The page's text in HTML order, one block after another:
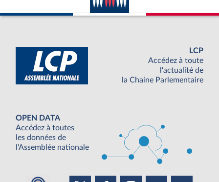
LCP
Accédez à toute
l'actualité de
la Chaine Parlementaire
OPEN DATA
Accédez à toutes
les données de
l'Assemblée nationale